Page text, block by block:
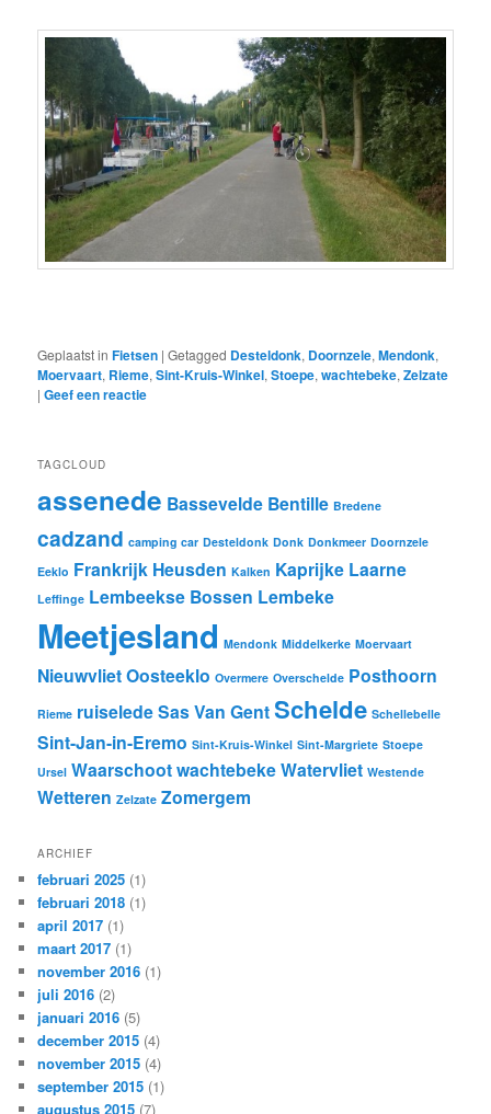
Geplaatst in Fietsen |Getagged Desteldonk, Doornzele,Mendonk,
Moervaart, Rieme,Sint-Kruis-Winkel,Stoepe,wachtebeke,Zelzate
|Geef een reactie
TAGCLOUD
assenede Bassevelde Bentille Bredene
cadzand camping car Desteldonk Donk Donkmeer Doornzele
Eeklo Frankrijk Heusden Kalken Kaprijke Laarne
Leffinge Lembeekse Bossen Lembeke
Meetjesland Mendonk Middelkerke Moervaart
NieuwvlietOosteeklo Overmere Overschelde Posthoorn
Rieme ruiseledeSas Van GentSchelde Schellebelle
Sint-Jan-in-Eremo Sint-Kruis-Winkel Sint-Margriete Stoepe
Ursel WaarschootwachtebekeWatervliet Westende
Wetteren Zelzate Zomergem
ARCHIEF
februari 2025 (1)
februari 2018 (1)
april 2017 (1)
maart 2017 (1)
november 2016 (1)
juli 2016 (2)
januari 2016 (5)
december 2015 (4)
november 2015 (4)
september 2015 (1)
augustus 2015 (7)